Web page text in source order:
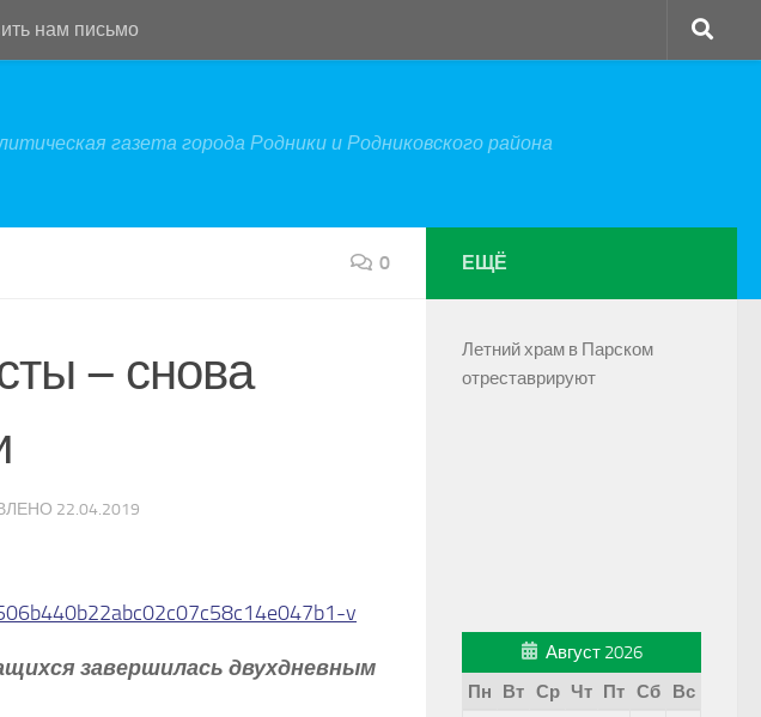
нам письмо
газета города Родники и Родниковского района
0
– снова
22.04.2019
завершилась двухдневным
ЕЩЁ
Летний храм в Парском
отреставрируют
Август 2026
Пн
Вт Ср Чт Пт Сб
Вс